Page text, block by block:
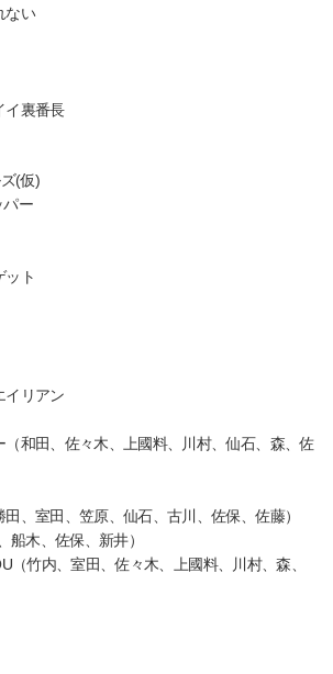
ない
イ裏番長
(仮)
ー
ット
イリアン
（和田、佐々木、上國料、川村、仙石、森、佐
、室田、笠原、仙石、古川、佐保、佐藤）
船木、佐保、新井）
（竹内、室田、佐々木、上國料、川村、森、